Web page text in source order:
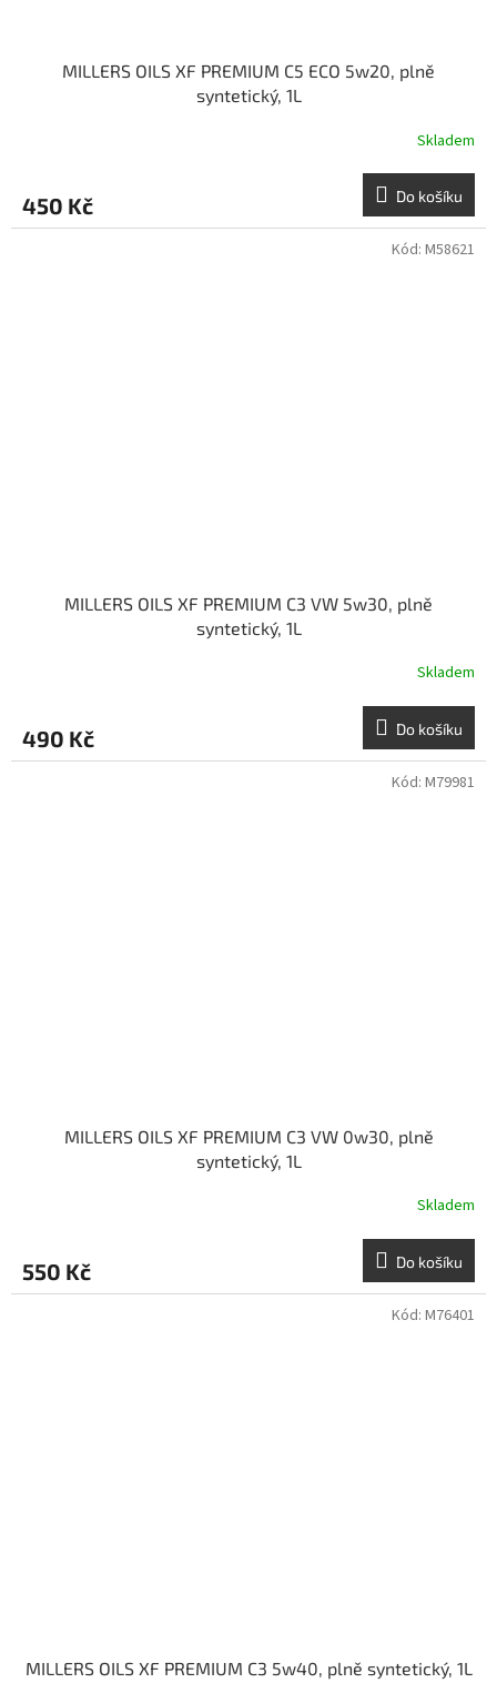
MILLERS OILS XF PREMIUM C5 ECO 5w20, plně
syntetický, 1L
Skladem
450 Kč Do košíku
MILLERS OILS XF PREMIUM C3 VW 5w30, plně
syntetický, 1L
Skladem
490 Kč Do košíku
Kód: M58621
MILLERS OILS XF PREMIUM C3 VW 0w30, plně
syntetický, 1L
Skladem
550 Kč Do košíku
Kód: M79981
MILLERS OILS XF PREMIUM C3 5w40, plně syntetický, 1L
Kód: M76401